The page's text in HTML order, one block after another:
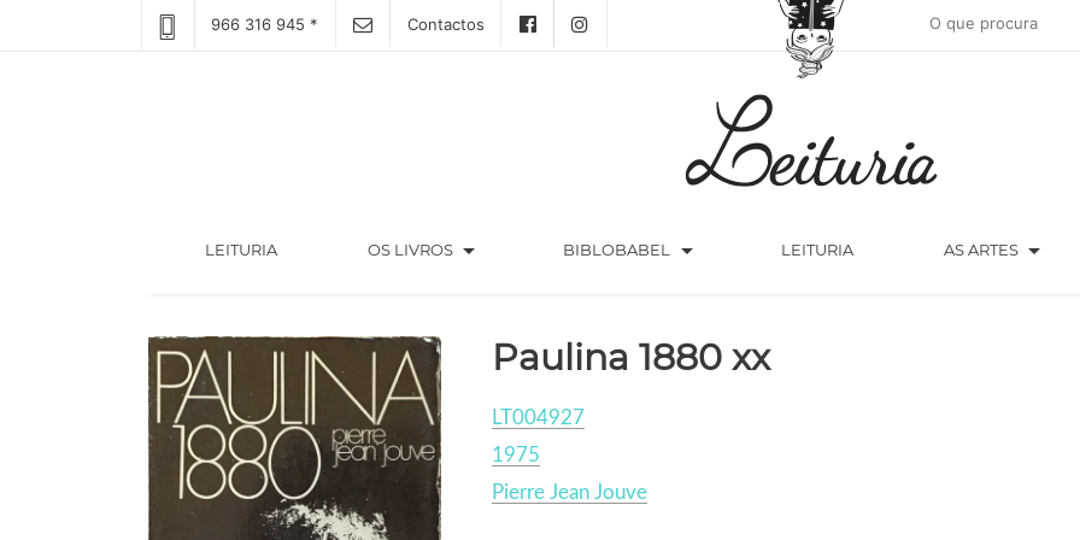
966 316 945 * Contactos
LEITURIA(CURRENT) OS LIVROS arrow_drop_down BIBLOBABEL arrow_drop_down LEITURIA AS ARTES arrow_drop_down
Paulina 1880 xx
LT004927
1975
Pierre Jean Jouve